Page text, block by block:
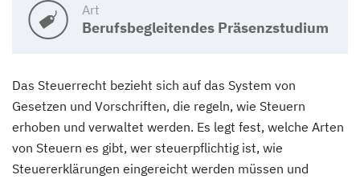
Art
Berufsbegleitendes Präsenzstudium
Das Steuerrecht bezieht sich auf das System von
Gesetzen und Vorschriften, die regeln, wie Steuern
erhoben und verwaltet werden. Es legt fest, welche Arten
von Steuern es gibt, wer steuerpflichtig ist, wie
Steuererklärungen eingereicht werden müssen und